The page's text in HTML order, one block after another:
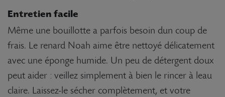
Entretien facile
Même une bouillotte a parfois besoin dun coup de
frais. Le renard Noah aime être nettoyé délicatement
avec une éponge humide. Un peu de détergent doux
peut aider : veillez simplement à bien le rincer à leau
claire. Laissez-le sécher complètement, et votre